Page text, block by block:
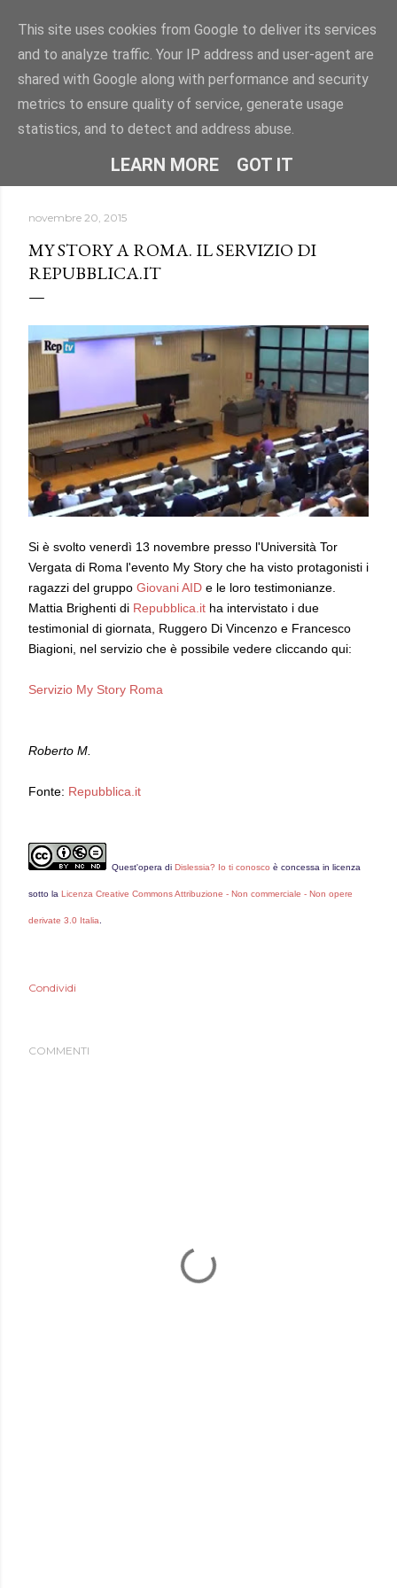
Passa ai contenuti principali
"DISLESSIA? IO TI CONOSCO" -
informazioni, approfondimenti e storie.
novembre 20, 2015
MY STORY A ROMA. IL SERVIZIO DI
REPUBBLICA.IT
Si è svolto venerdì 13 novembre presso l'Università Tor
Vergata di Roma l'evento My Story che ha visto protagonisti i
ragazzi del gruppo Giovani AID e le loro testimonianze
Mattia Brighenti di Repubblica.it ha intervistato i due
testimonial di giornata, Ruggero Di Vincenzo e Francesco
Biagioni, nel servizio che è possibile vedere cliccando qui:
Servizio My Story Roma
Roberto M.
Fonte: Repubblica.it
Quest'opera di Dislessia? Io ti conosco è concessa in licenza
sotto la Licenza Creative Commons Attribuzione - Non commerciale - Non opere
derivate 3.0 Italia
Condividi
COMMENTI
This site uses cookies from Google to deliver its services
and to analyze traffic. Your IP address and user-agent are
shared with Google along with performance and security
metrics to ensure quality of service, generate usage
statistics, and to detect and address abuse.
LEARN MORE GOT IT